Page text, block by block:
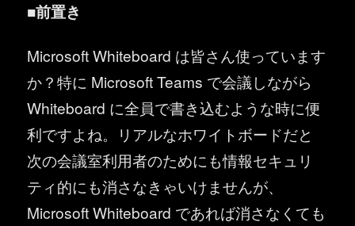
■前置き
Microsoft Whiteboard は皆さん使っています
か？特に Microsoft Teams で会議しながら
Whiteboard に全員で書き込むような時に便
利ですよね。リアルなホワイトボードだと
次の会議室利用者のためにも情報セキュリ
ティ的にも消さなきゃいけませんが、
Microsoft Whiteboard であれば消さなくても